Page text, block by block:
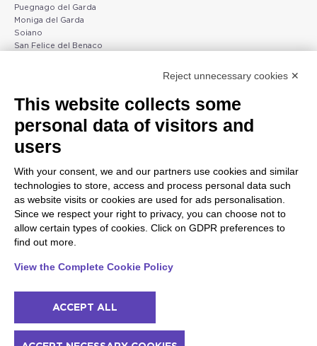
Puegnago del Garda
Moniga del Garda
Soiano
San Felice del Benaco
Peschiera und die Küste
des Veneto
Lazise
Peschiera del Garda
Verona
Valeggio sul Mincio
San Giorgio di Valpolicella
Garda
Negrar di Valpolicella
Pedemonte
Ponti sul Mincio
Gargnano und Oberer
Gardasee
Gargnano
Campione
Nago-Torbole
Torbole
Bleggio superiore
© 2022 NowMyPlace Srl P. Iva 02991060340
Reject unnecessary cookies ✕
This website collects some
personal data of visitors and
users
With your consent, we and our partners use cookies and similar
technologies to store, access and process personal data such
as website visits or cookies are used for ads personalisation.
Since we respect your right to privacy, you can choose not to
allow certain types of cookies. Click on GDPR preferences to
find out more.
View the Complete Cookie Policy
ACCEPT ALL